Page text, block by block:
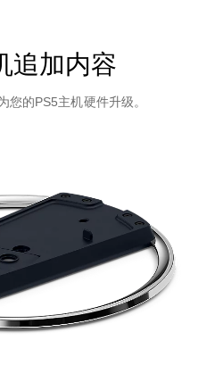
追加内容
您的PS5主机硬件升级。